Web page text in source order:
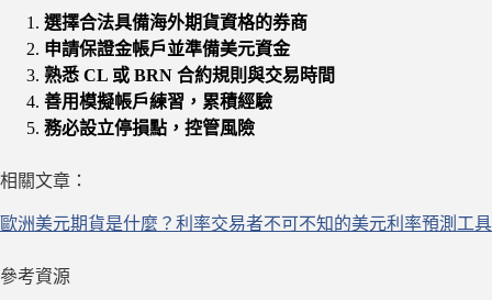
選擇合法具備海外期貨資格的券商
申請保證金帳戶並準備美元資金
熟悉 CL 或 BRN 合約規則與交易時間
善用模擬帳戶練習，累積經驗
務必設立停損點，控管風險
相關文章：
歐洲美元期貨是什麼？利率交易者不可不知的美元利率預測工具
參考資源